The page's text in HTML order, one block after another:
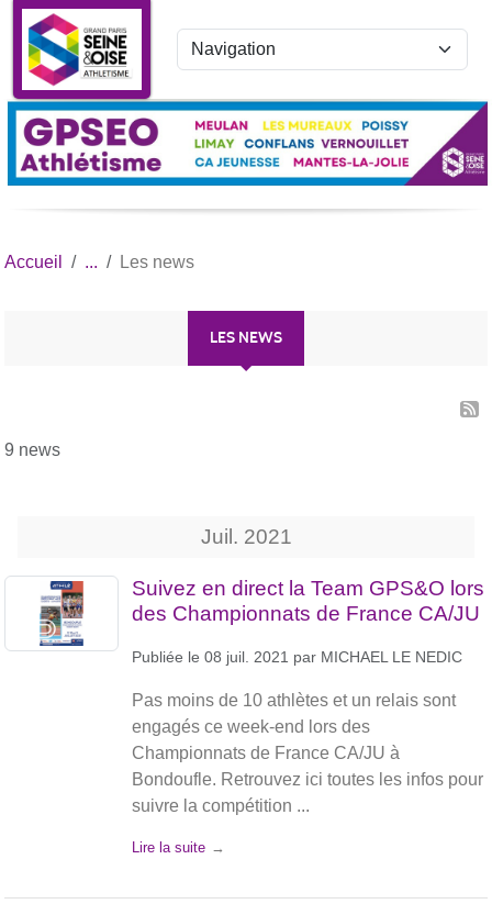
Accueil Les news
LES NEWS
9 news
Juil. 2021
Suivez en direct la Team GPS&O lors
des Championnats de France CA/JU
Publiée le 08 juil. 2021 par MICHAEL LE NEDIC
Pas moins de 10 athlètes et un relais sont
engagés ce week-end lors des
Championnats de France CA/JU à
Bondoufle. Retrouvez ici toutes les infos pour
suivre la compétition ...
Lire la suite
Panneau de gestion des cookies